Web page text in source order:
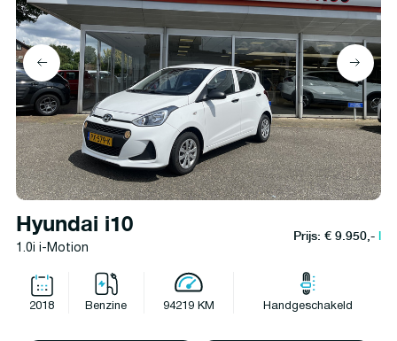
Hyundai i10
1.0i i-Motion
Prijs: € 9.950,-l
2018 Benzine 94219 KM Handgeschakeld